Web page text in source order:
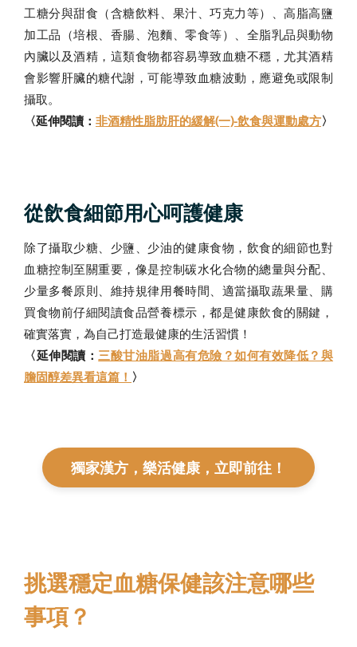
工糖分與甜食（含糖飲料、果汁、巧克力等）、高脂高鹽
加工品（培根、香腸、泡麵、零食等）、全脂乳品與動物
內臟以及酒精，這類食物都容易導致血糖不穩，尤其酒精
會影響肝臟的糖代謝，可能導致血糖波動，應避免或限制
攝取。
〈延伸閱讀： 非酒精性脂肪肝的緩解(一)-飲食與運動處方〉
從飲食細節用心呵護健康
除了攝取少糖、少鹽、少油的健康食物，飲食的細節也對
血糖控制至關重要，像是控制碳水化合物的總量與分配、
少量多餐原則、維持規律用餐時間、適當攝取蔬果量、購
買食物前仔細閱讀食品營養標示，都是健康飲食的關鍵，
確實落實，為自己打造最健康的生活習慣！
〈延伸閱讀： 三酸甘油脂過高有危險？如何有效降低？與
膽固醇差異看這篇！ 〉
獨家漢方，樂活健康，立即前往！
挑選穩定血糖保健該注意哪些
事項？